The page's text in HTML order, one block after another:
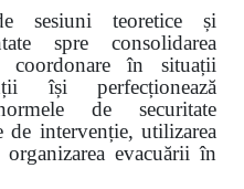
sesiuni teoretice și
spre consolidarea
coordonare în situații
își perfecționează
de securitate
de intervenție, utilizarea
evacuării în